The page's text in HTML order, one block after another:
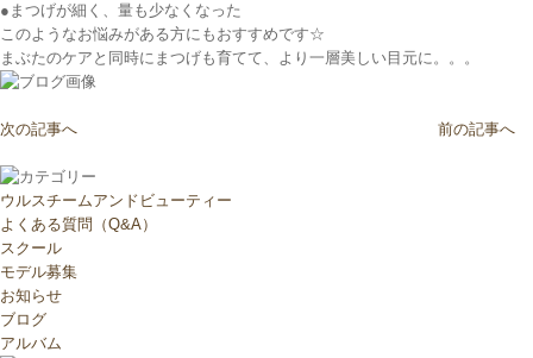
●まつげが細く、量も少なくなった
このようなお悩みがある方にもおすすめです☆
まぶたのケアと同時にまつげも育てて、より一層美しい目元に。。。
次の記事へ 前の記事へ
ウルスチームアンドビューティー
よくある質問（Q&A）
スクール
モデル募集
お知らせ
ブログ
アルバム